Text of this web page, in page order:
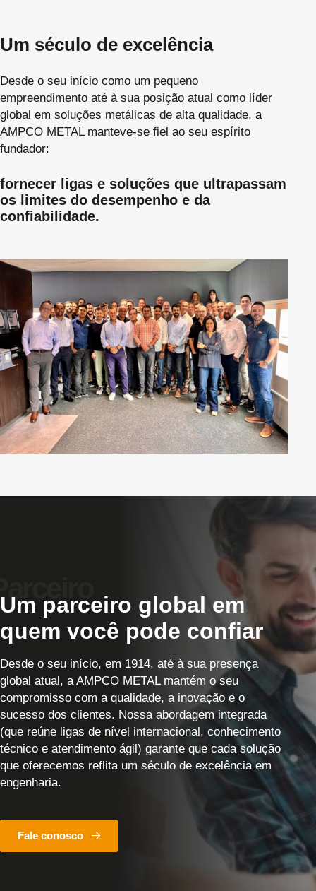
Um século de excelência
Desde o seu início como um pequeno
empreendimento até à sua posição atual como líder
global em soluções metálicas de alta qualidade, a
AMPCO METAL manteve-se fiel ao seu espírito
fundador:
fornecer ligas e soluções que ultrapassam
os limites do desempenho e da
confiabilidade.
Um parceiro global em
quem você pode confiar
Desde o seu início, em 1914, até à sua presença
global atual, a AMPCO METAL mantém o seu
compromisso com a qualidade, a inovação e o
sucesso dos clientes. Nossa abordagem integrada
(que reúne ligas de nível internacional, conhecimento
técnico e atendimento ágil) garante que cada solução
que oferecemos reflita um século de excelência em
engenharia.
Fale conosco